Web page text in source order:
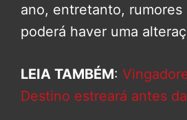
ano, entretanto, rumores
poderá haver uma
LEIA TAMBÉM:
Destino estreará antes